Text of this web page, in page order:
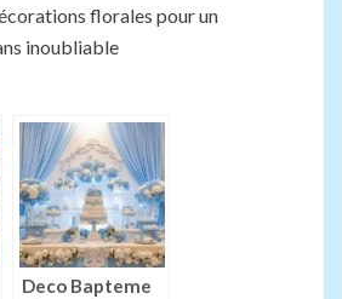
florales pour un
inoubliable
Deco Bapteme